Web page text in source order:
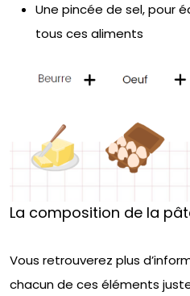
Une pincée de sel, pour
tous ces aliments
La composition de la
Vous retrouverez plus
chacun de ces éléments